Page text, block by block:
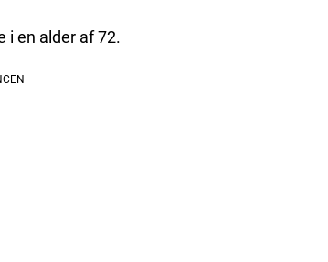
i en alder af 72.